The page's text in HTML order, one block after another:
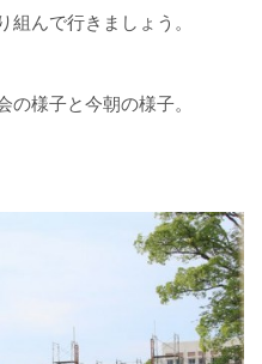
んで行きましょう。
様子と今朝の様子。